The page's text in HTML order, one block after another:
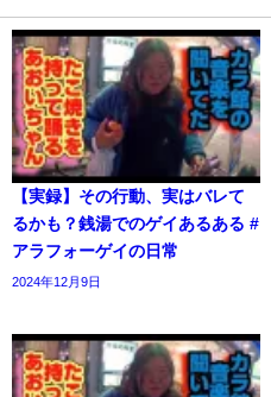
【実録】その行動、実はバレて
るかも？銭湯でのゲイあるある #
アラフォーゲイの日常
2024年12月9日